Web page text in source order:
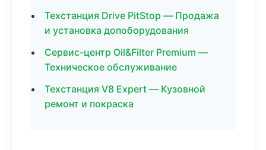
Техстанция Drive PitStop — Продажа
и установка допоборудования
Сервис-центр Oil&Filter Premium —
Техническое обслуживание
Техстанция V8 Expert — Кузовной
ремонт и покраска